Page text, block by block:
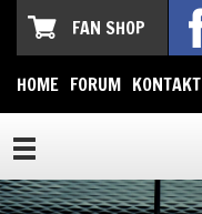
FAN SHOP
HOME FORUM KONTAKT